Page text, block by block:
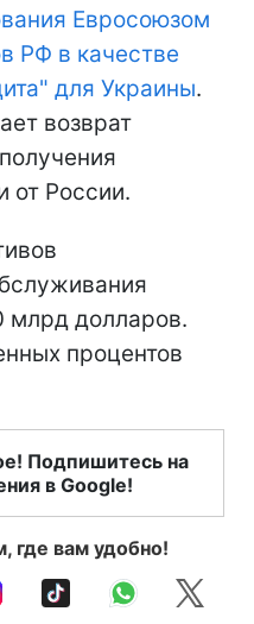
Евросоюзом
РФ в качестве
для Украины.
возврат
от России.
млрд долларов.
процентов
Подпишитесь на
в Google!
где вам удобно!